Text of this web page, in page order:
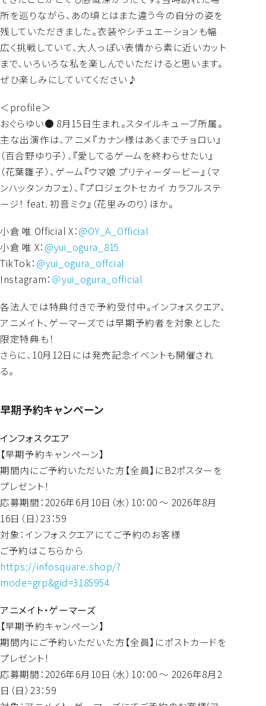
所を巡りながら、あの頃とはまた違う今の自分の姿を
残していただきました。衣装やシチュエーションも幅
広く挑戦していて、大人っぽい表情から素に近いカット
まで、いろいろな私を楽しんでいただけると思います。
ぜひ楽しみにしていてください♪
＜profile＞
おぐらゆい● 8月15日生まれ。スタイルキューブ所属。
主な出演作は、アニメ『カナン様はあくまでチョロい』
（百合野ゆり子）、『愛してるゲームを終わらせたい』
（花葉雛子）、ゲーム『ウマ娘 プリティーダービー』（マ
ンハッタンカフェ）、『プロジェクトセカイ カラフルステ
ージ！ feat. 初音ミク』（花里みのり）ほか。
小倉 唯 Official X：@OY_A_Official
小倉 唯 X： @yui_ogura_815
TikTok： @yui_ogura_offcial
Instagram： ＠yui_ogura_official
各法人では特典付きで予約受付中。インフォスクエア、
アニメイト、ゲーマーズでは早期予約者を対象とした
限定特典も！
さらに、10月12日には発売記念イベントも開催され
る。
早期予約キャンペーン
インフォスクエア
【早期予約キャンペーン】
期間内にご予約いただいた方【全員】にB2ポスターを
プレゼント！
応募期間：2026年6月10日（水）10：00 ～ 2026年8月
16日（日）23：59
対象：インフォスクエアにてご予約のお客様
ご予約はこちらから
https://infosquare.shop/?
mode=grp&gid=3185954
アニメイト・ゲーマーズ
【早期予約キャンペーン】
期間内にご予約いただいた方【全員】にポストカードを
プレゼント！
応募期間：2026年6月10日（水）10：00 ～ 2026年8月2
日（日）23：59